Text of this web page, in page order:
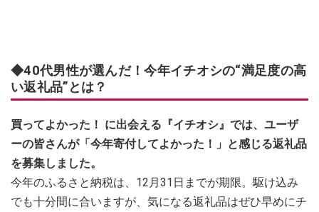
◆40代男性が選んだ！今年イチオシの“満足度の高
い返礼品”とは？
買ってよかった！ に出会える『イチオシ』では、ユーザ
ーの皆さんが「今年寄付してよかった！」と感じる返礼品
を募集しました。
今年のふるさと納税は、12月31日までが期限。駆け込み
でも十分間に合いますが、気になる返礼品はぜひ早めにチ